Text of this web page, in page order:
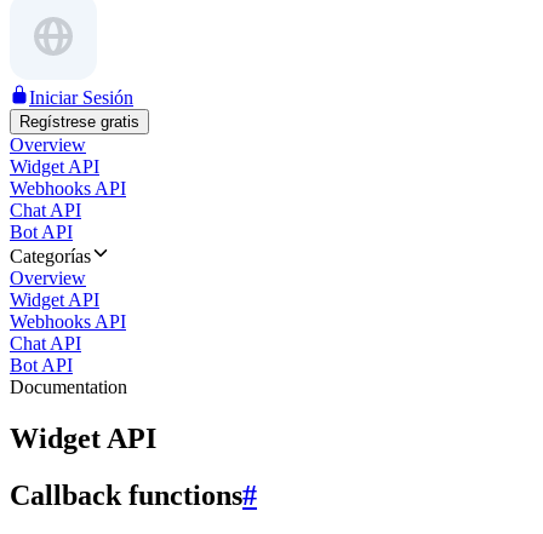
Iniciar Sesión
Regístrese gratis
Overview
Widget API
Webhooks API
Chat API
Bot API
Categorías
Overview
Widget API
Webhooks API
Chat API
Bot API
Documentation
Widget API
Callback functions#